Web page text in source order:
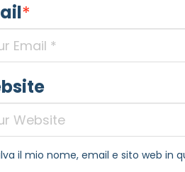
*
il mio nome, email e sito web in